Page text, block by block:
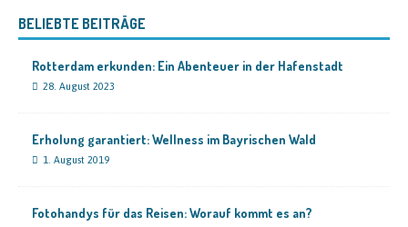
BELIEBTE BEITRÄGE
Rotterdam erkunden: Ein Abenteuer in der Hafenstadt
28. August 2023
Erholung garantiert: Wellness im Bayrischen Wald
1. August 2019
Fotohandys für das Reisen: Worauf kommt es an?